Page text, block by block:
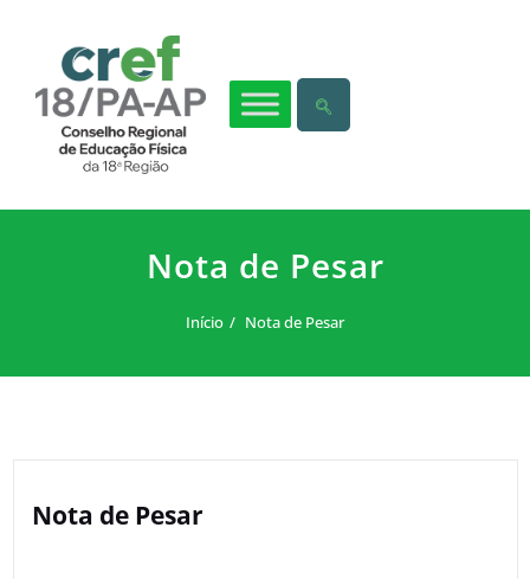
Nota de Pesar
Início Nota de Pesar
Nota de Pesar